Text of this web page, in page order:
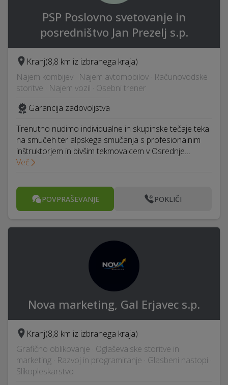
PSP Poslovno svetovanje in
posredništvo Jan Prezelj s.p.
Kranj(8,8 km iz izbranega kraja)
Najem kombijev · Najem avtomobilov · Računovodske
storitve · Najem vozil · Osebni trener
Garancija zadovoljstva
Trenutno nudimo individualne in skupinske tečaje teka
na smučeh ter alpskega smučanja s profesionalnim
inštruktorjem in bivšim tekmovalcem v Osrednje…
Več
POVPRAŠEVANJE POKLIČI
Nova marketing, Gal Erjavec s.p.
Kranj(8,8 km iz izbranega kraja)
Grafično oblikovanje · Oglaševalske storitve in
marketing · Razvoj in programiranje · Glasbeni nastopi ·
Slikopleskarstvo